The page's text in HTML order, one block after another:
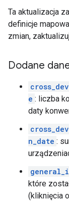
Ta aktualizacja
definicje
zmian,
Dodane
e : liczba
daty
n_date :
które
(kliknięcia